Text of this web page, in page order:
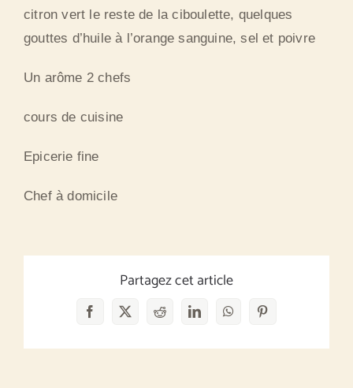
citron vert le reste de la ciboulette, quelques
gouttes d’huile à l’orange sanguine, sel et poivre
Un arôme 2 chefs
cours de cuisine
Epicerie fine
Chef à domicile
Partagez cet article
Facebook
X RedditLinkedInWhatsAppPinterest